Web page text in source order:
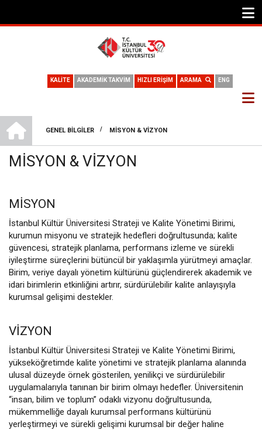
ENG
ARAMA
HIZLI ERİŞİM
AKADEMİK TAKVİM
KALİTE
SAYFA
YOLU
GENEL BILGILER
/ MISYON & VIZYON
MISYON & VIZYON
MISYON
İstanbul Kültür Üniversitesi Strateji ve Kalite Yönetimi Birimi,
kurumun misyonu ve stratejik hedefleri doğrultusunda; kalite
güvencesi, stratejik planlama, performans izleme ve sürekli
iyileştirme süreçlerini bütüncül bir yaklaşımla yürütmeyi amaçlar.
Birim, veriye dayalı yönetim kültürünü güçlendirerek akademik ve
idari birimlerin etkinliğini artırır, sürdürülebilir kalite anlayışıyla
kurumsal gelişimi destekler.
VIZYON
İstanbul Kültür Üniversitesi Strateji ve Kalite Yönetimi Birimi,
yükseköğretimde kalite yönetimi ve stratejik planlama alanında
ulusal düzeyde örnek gösterilen, yenilikçi ve sürdürülebilir
uygulamalarıyla tanınan bir birim olmayı hedefler. Üniversitenin
“insan, bilim ve toplum” odaklı vizyonu doğrultusunda,
mükemmelliğe dayalı kurumsal performans kültürünü
yerleştirmeyi ve sürekli gelişimi kurumsal bir değer haline